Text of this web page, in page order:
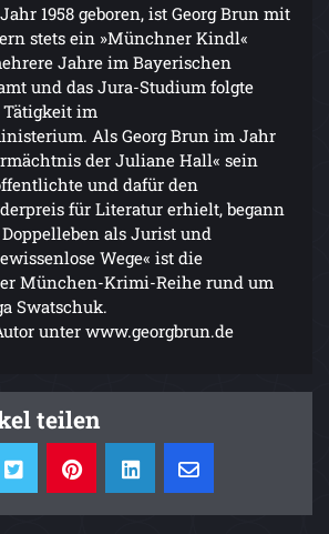
1958 geboren, ist Georg Brun mit
stets ein »Münchner Kindl«
Jahre im Bayerischen
und das Jura-Studium folgte
im
Als Georg Brun im Jahr
der Juliane Hall« sein
und dafür den
für Literatur erhielt, begann
als Jurist und
Wege« ist die
München-Krimi-Reihe rund um
Swatschuk.
unter www.georgbrun.de
teilen